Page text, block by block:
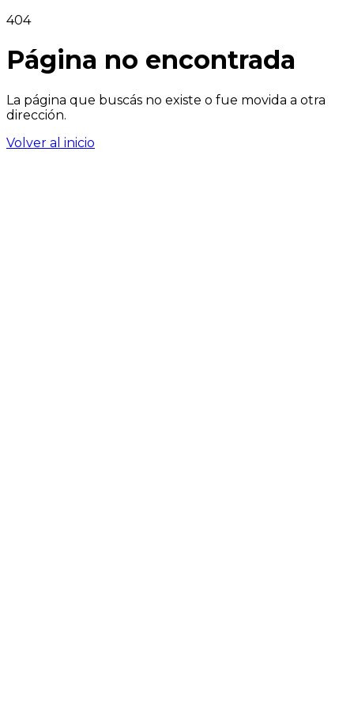
404
Página no encontrada
La página que buscás no existe o fue movida a otra
dirección.
Volver al inicio